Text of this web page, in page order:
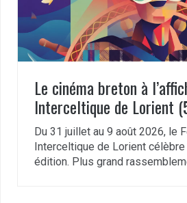
Le cinéma breton à
Interceltique de Lorient
Du 31 juillet au 9 août 2026, le
Interceltique de Lorient
édition. Plus grand